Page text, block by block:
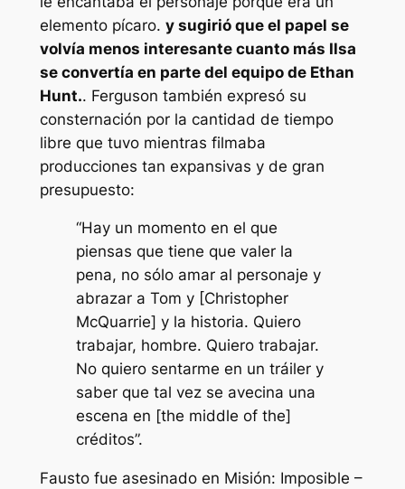
elemento pícaro. y sugirió que el papel se
volvía menos interesante cuanto más Ilsa
se convertía en parte del equipo de Ethan
Hunt.. Ferguson también expresó su
consternación por la cantidad de tiempo
libre que tuvo mientras filmaba
producciones tan expansivas y de gran
presupuesto:
“Hay un momento en el que
piensas que tiene que valer la
pena, no sólo amar al personaje y
abrazar a Tom y [Christopher
McQuarrie] y la historia. Quiero
trabajar, hombre. Quiero trabajar.
No quiero sentarme en un tráiler y
saber que tal vez se avecina una
escena en [the middle of the]
créditos”.
Fausto fue asesinado en Misión: Imposible –